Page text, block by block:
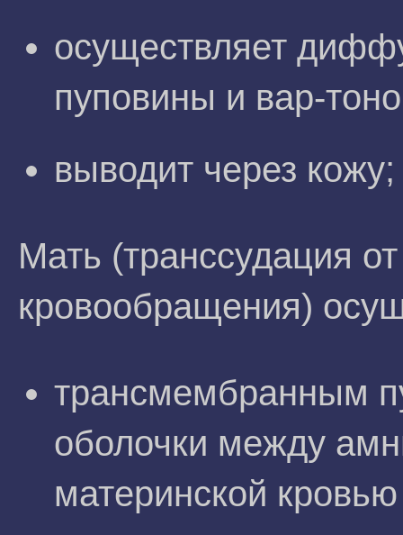
осуществляет
пуповины и вар-
выводит через кожу;
Мать (транссудация
кровообращения)
трансмембранным
оболочки между
материнской